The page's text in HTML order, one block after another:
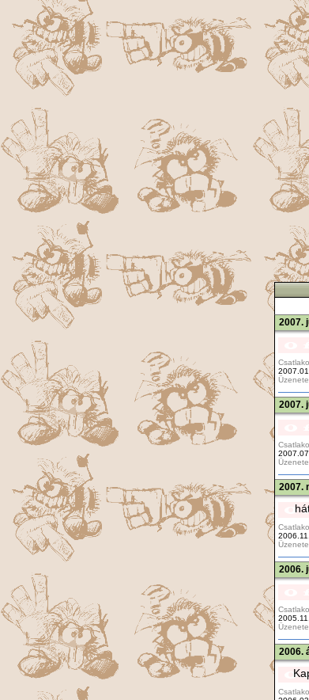
2007.
2007.
2007.
2006.
2006.